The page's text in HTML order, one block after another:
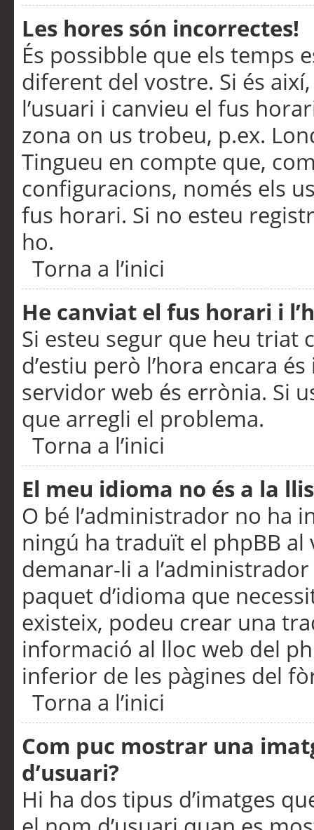
Les hores són incorrectes!
És possibble que els temps
diferent del vostre. Si és
l’usuari i canvieu el fus
zona on us trobeu, p.ex.
Tingueu en compte que,
configuracions, només els
fus horari. Si no esteu
ho.
Torna a l’inici
He canviat el fus horari i
Si esteu segur que heu triat
d’estiu però l’hora encara
servidor web és errònia. Si
que arregli el problema.
Torna a l’inici
El meu idioma no és a la
O bé l’administrador no ha
ningú ha traduït el phpBB
demanar-li a
paquet d’idioma que
existeix, podeu crear una
informació al lloc web del
inferior de les pàgines del
Torna a l’inici
Com puc mostrar una
d’usuari?
Hi ha dos tipus d’imatges